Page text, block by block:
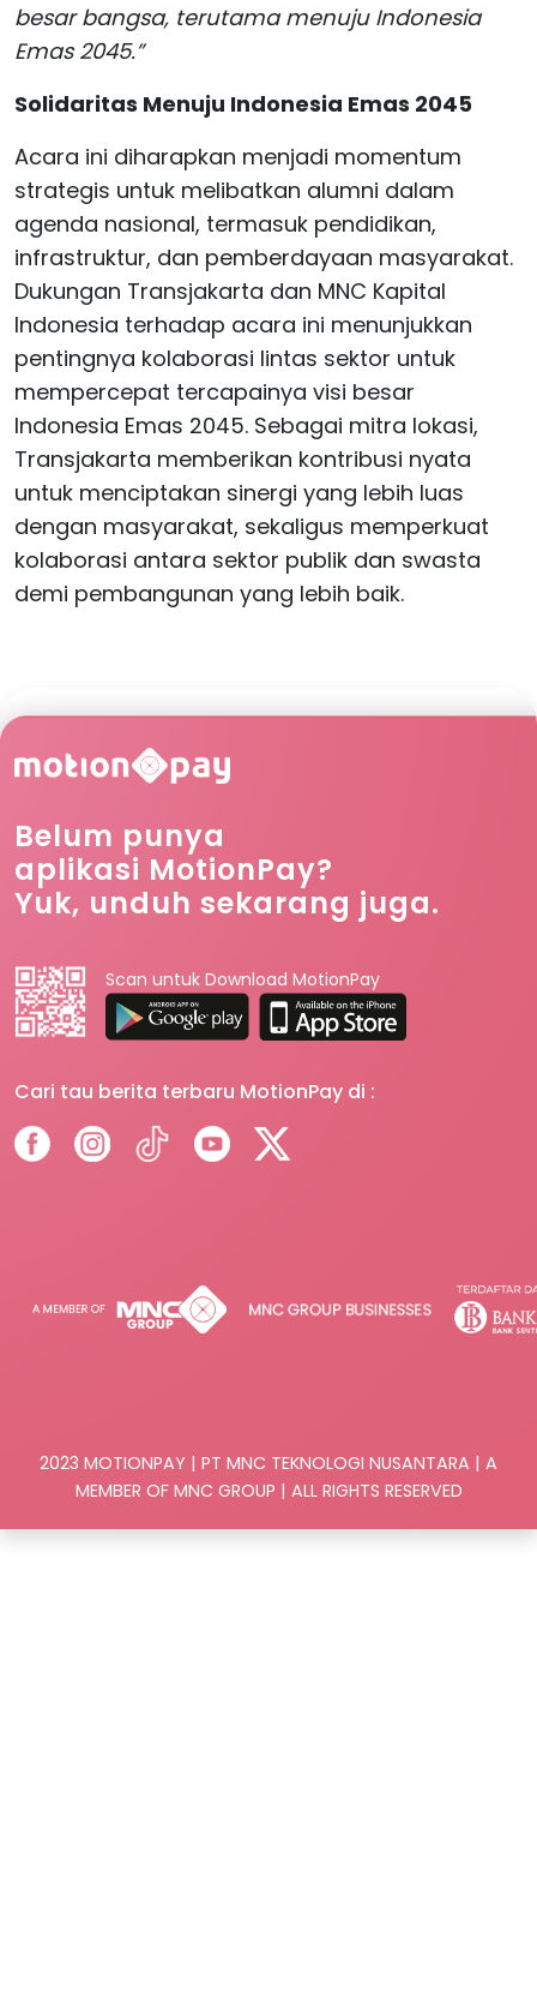
besar bangsa, terutama menuju Indonesia
Emas 2045.”
Solidaritas Menuju Indonesia Emas 2045
Acara ini diharapkan menjadi momentum
strategis untuk melibatkan alumni dalam
agenda nasional, termasuk pendidikan,
infrastruktur, dan pemberdayaan masyarakat.
Dukungan Transjakarta dan MNC Kapital
Indonesia terhadap acara ini menunjukkan
pentingnya kolaborasi lintas sektor untuk
mempercepat tercapainya visi besar
Indonesia Emas 2045. Sebagai mitra lokasi,
Transjakarta memberikan kontribusi nyata
untuk menciptakan sinergi yang lebih luas
dengan masyarakat, sekaligus memperkuat
kolaborasi antara sektor publik dan swasta
demi pembangunan yang lebih baik.
Belum punya
aplikasi MotionPay?
Yuk, unduh sekarang juga.
Scan untuk Download MotionPay
Cari tau berita terbaru MotionPay di :
2023 MOTIONPAY | PT MNC TEKNOLOGI NUSANTARA | A
MEMBER OF MNC GROUP | ALL RIGHTS RESERVED